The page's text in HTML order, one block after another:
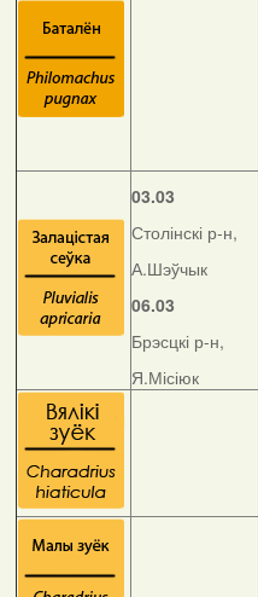
03.03
Столінскі р-н,
А.Шэўчык
06.03
Брэсцкі р-н,
Я.Місіюк